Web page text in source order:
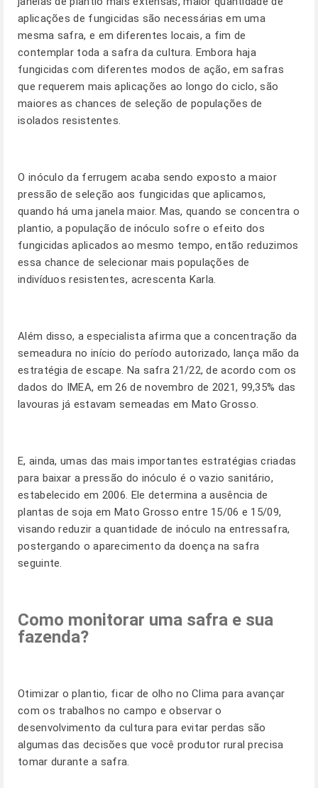
aplicações de fungicidas são necessárias em uma
mesma safra, e em diferentes locais, a fim de
contemplar toda a safra da cultura. Embora haja
fungicidas com diferentes modos de ação, em safras
que requerem mais aplicações ao longo do ciclo, são
maiores as chances de seleção de populações de
isolados resistentes.
O inóculo da ferrugem acaba sendo exposto a maior
pressão de seleção aos fungicidas que aplicamos,
quando há uma janela maior. Mas, quando se concentra o
plantio, a população de inóculo sofre o efeito dos
fungicidas aplicados ao mesmo tempo, então reduzimos
essa chance de selecionar mais populações de
indivíduos resistentes, acrescenta Karla.
Além disso, a especialista afirma que a concentração da
semeadura no início do período autorizado, lança mão da
estratégia de escape. Na safra 21/22, de acordo com os
dados do IMEA, em 26 de novembro de 2021, 99,35% das
lavouras já estavam semeadas em Mato Grosso.
E, ainda, umas das mais importantes estratégias criadas
para baixar a pressão do inóculo é o vazio sanitário,
estabelecido em 2006. Ele determina a ausência de
plantas de soja em Mato Grosso entre 15/06 e 15/09,
visando reduzir a quantidade de inóculo na entressafra,
postergando o aparecimento da doença na safra
seguinte.
Como monitorar uma safra e sua
fazenda?
Otimizar o plantio, ficar de olho no Clima para avançar
com os trabalhos no campo e observar o
desenvolvimento da cultura para evitar perdas são
algumas das decisões que você produtor rural precisa
tomar durante a safra.